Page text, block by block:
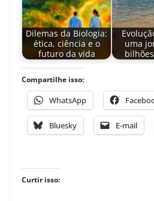
Dilemas da Biologia:
ética, ciência e o
futuro da vida
uma
Compartilhe isso:
WhatsApp
Bluesky E-mail
Curtir isso: